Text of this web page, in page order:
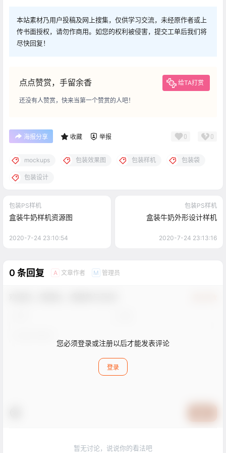
本站素材乃用户投稿及网上搜集，仅供学习交流，未经原作者或上
传书面授权，请勿作商用。如您的权利被侵害，提交工单后我们将
尽快回复！
点点赞赏，手留余香 给TA打赏
还没有人赞赏，快来当第一个赞赏的人吧！
海报分享 收藏 举报 0 0
mockups 包装效果图 包装样机 包装袋
包装设计
包装PS样机
盒装牛奶样机资源图
2020-7-24 23:10:54
包装PS样机
盒装牛奶外形设计样机
2020-7-24 23:13:16
0 条回复 A 文章作者 M 管理员
您必须登录或注册以后才能发表评论
登录
暂无讨论，说说你的看法吧